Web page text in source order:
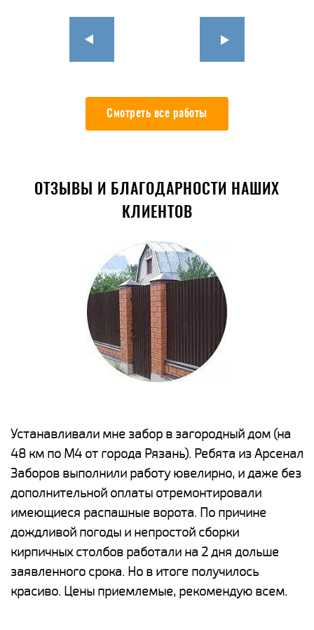
Смотреть все работы
ОТЗЫВЫ И БЛАГОДАРНОСТИ НАШИХ
КЛИЕНТОВ
Устанавливали мне забор в загородный дом (на
48 км по М4 от города Рязань). Ребята из Арсенал
Заборов выполнили работу ювелирно, и даже без
дополнительной оплаты отремонтировали
имеющиеся распашные ворота. По причине
дождливой погоды и непростой сборки
кирпичных столбов работали на 2 дня дольше
заявленного срока. Но в итоге получилось
красиво. Цены приемлемые, рекомендую всем.